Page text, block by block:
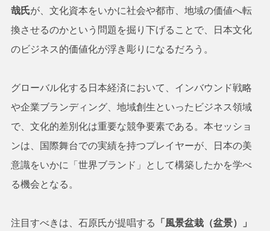
哉氏が、文化資本をいかに社会や都市、地域の価値へ転
換させるのかという問題を掘り下げることで、日本文化
のビジネス的価値化が浮き彫りになるだろう。
グローバル化する日本経済において、インバウンド戦略
や企業ブランディング、地域創生といったビジネス領域
で、文化的差別化は重要な競争要素である。本セッショ
ンは、国際舞台での実績を持つプレイヤーが、日本の美
意識をいかに「世界ブランド」として構築したかを学べ
る機会となる。
注目すべきは、石原氏が提唱する
「風景盆栽（盆景）」